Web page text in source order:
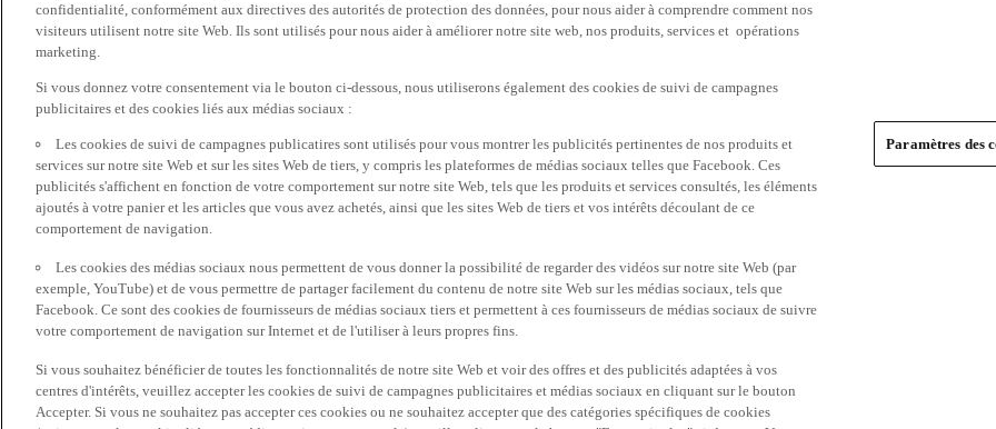
confidentialité, conformément aux directives des autorités de protection des données, pour nous aider à comprendre comment nos
visiteurs utilisent notre site Web. Ils sont utilisés pour nous aider à améliorer notre site web, nos produits, services et opérations
marketing.
Si vous donnez votre consentement via le bouton ci-dessous, nous utiliserons également des cookies de suivi de campagnes
publicitaires et des cookies liés aux médias sociaux :
Les cookies de suivi de campagnes publicatires sont utilisés pour vous montrer les publicités pertinentes de nos produits et
services sur notre site Web et sur les sites Web de tiers, y compris les plateformes de médias sociaux telles que Facebook. Ces
publicités s'affichent en fonction de votre comportement sur notre site Web, tels que les produits et services consultés, les éléments
ajoutés à votre panier et les articles que vous avez achetés, ainsi que les sites Web de tiers et vos intérêts découlant de ce
comportement de navigation.
Les cookies des médias sociaux nous permettent de vous donner la possibilité de regarder des vidéos sur notre site Web (par
exemple, YouTube) et de vous permettre de partager facilement du contenu de notre site Web sur les médias sociaux, tels que
Facebook. Ce sont des cookies de fournisseurs de médias sociaux tiers et permettent à ces fournisseurs de médias sociaux de suivre
votre comportement de navigation sur Internet et de l'utiliser à leurs propres fins.
Si vous souhaitez bénéficier de toutes les fonctionnalités de notre site Web et voir des offres et des publicités adaptées à vos
centres d'intérêts, veuillez accepter les cookies de suivi de campagnes publicitaires et médias sociaux en cliquant sur le bouton
Accepter. Si vous ne souhaitez pas accepter ces cookies ou ne souhaitez accepter que des catégories spécifiques de cookies
Paramètres des